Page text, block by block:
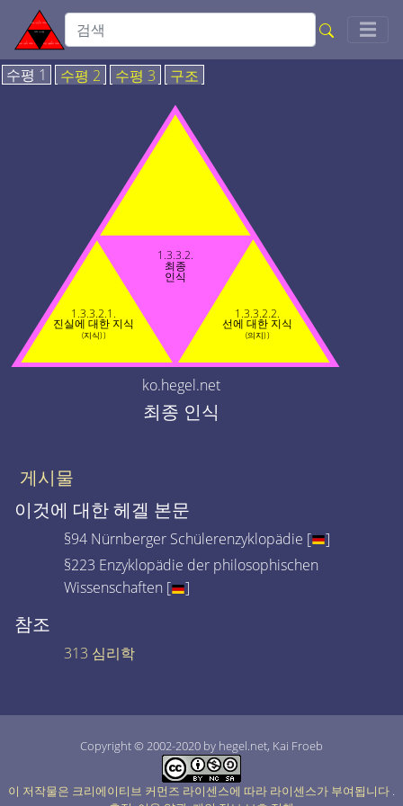
☰
수평 1 수평 2 수평 3 구조
1.3.3.2.
최종
인식
1.3.3.2.1.
진실에 대한 지식
(지식) )
1.3.3.2.2.
선에 대한 지식
(의지) )
ko.hegel.net
최종 인식
게시물
이것에 대한 헤겔 본문
§94 Nürnberger Schülerenzyklopädie [
]
§223 Enzyklopädie der philosophischen
Wissenschaften [
]
참조
313 심리학
Copyright © 2002-2020 by hegel.net, Kai Froeb
이 저작물은 크리에이티브 커먼즈 라이센스에 따라 라이센스가 부여됩니다 .